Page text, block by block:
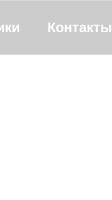
Контакты